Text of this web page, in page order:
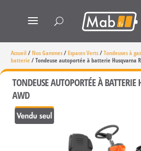
Accueil/Nos Gammes/Espaces Verts/Tondeuses à
batterie /Tondeuse autoportée à batterie Husqvarna
TONDEUSE AUTOPORTÉE À
AWD